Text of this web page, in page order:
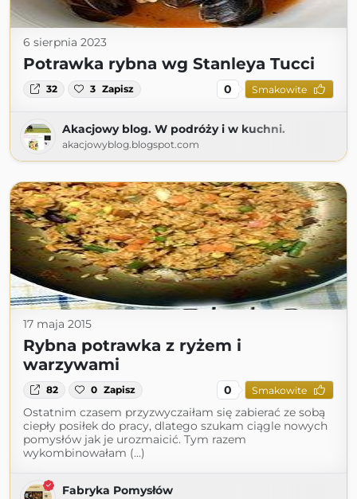
6 sierpnia 2023
Potrawka rybna wg Stanleya Tucci
32 3 Zapisz 0 Smakowite
Akacjowy blog. W podróży i w kuchni.
akacjowyblog.blogspot.com
17 maja 2015
Rybna potrawka z ryżem i
warzywami
82 0 Zapisz 0 Smakowite
Ostatnim czasem przyzwyczaiłam się zabierać ze sobą
ciepły posiłek do pracy, dlatego szukam ciągle nowych
pomysłów jak je urozmaicić. Tym razem
wykombinowałam (...)
Fabryka Pomysłów